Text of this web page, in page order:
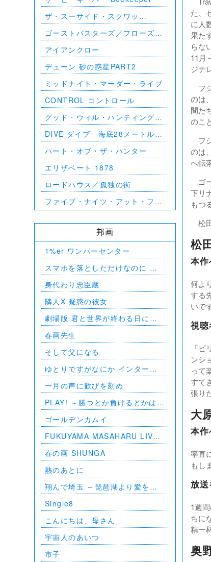
た、
に人
果た
らな
11月
ジテ
フ
のは
間た
のこ
フ
のは
へ転
ゴ
下リ
もつ
松
松
本
何よ
する
いで
視
『
ンシ
って
すて
張り
大
本
率直
もし
放
1週
ちに
精一
奥
ザ・スーサイド・スクワッ
ド ”極”悪党、集結
ゴーストバスターズ／フローズ
ン・サマー
アイアンクロー
デューン 砂の惑星PART2
ミッドナイト・マーダー・ライブ
CONTROL コントロール
グッド・ウィル・ハンティング／
旅立ち
DIVE ダイブ 海底28メートルの
絶望
ハート・オブ・ザ・ハンター
エリザベート 1878
ロードハウス／孤独の街
ファイブ・ナイツ・アット・フレ
ディーズ
邦画
1%er ワンパーセンター
スマホを落としただけなのに 囚
われの殺人鬼
身代わり忠臣蔵
隣人X 疑惑の彼女
劇場版 君と世界が終わる日に
FINAL
春画先生
そして父になる
ゆとりですがなにか インターナ
ショナル
一月の声に歓びを刻め
PLAY! ～勝つとか負けるとかは、
どーでもよくて～
ゴールデンカムイ
FUKUYAMA MASAHARU LIVE
FILM 言霊の幸わう夏 @NIPPON
BUDOKAN 2023
春の画 SHUNGA
熱のあとに
翔んで埼玉 ～琵琶湖より愛をこ
めて～
Single8
こんにちは、母さん
宇宙人のあいつ
市子